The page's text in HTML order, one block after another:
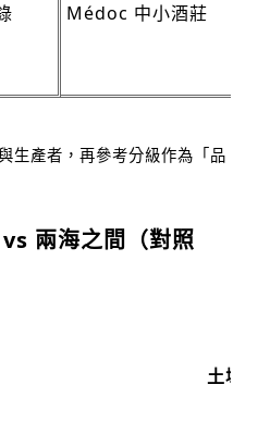
Médoc 中小酒莊
生產者，再參考分級作為「品
兩海之間（對照
土壤